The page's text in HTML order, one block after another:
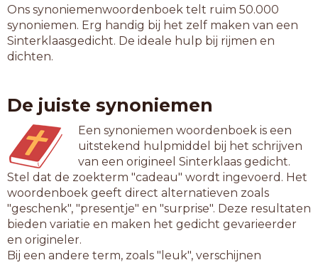
Ons synoniemenwoordenboek telt ruim 50.000
synoniemen. Erg handig bij het zelf maken van een
Sinterklaasgedicht. De ideale hulp bij rijmen en
dichten.
De juiste synoniemen
Een synoniemen woordenboek is een
uitstekend hulpmiddel bij het schrijven
van een origineel Sinterklaas gedicht.
Stel dat de zoekterm "cadeau" wordt ingevoerd. Het
woordenboek geeft direct alternatieven zoals
"geschenk", "presentje" en "surprise". Deze resultaten
bieden variatie en maken het gedicht gevarieerder
en origineler.
Bij een andere term, zoals "leuk", verschijnen